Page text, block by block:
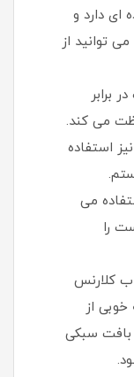
ای دارد و
توانید از
برابر
می کند.
در دمای 36 درجه نیز استفاده
می
را
کلارنس
از
سبکی